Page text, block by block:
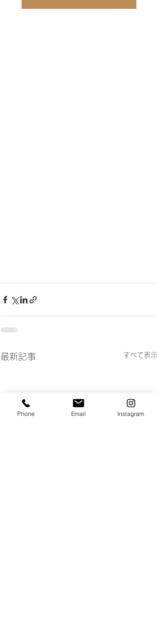
最新記事 すべて表示
Phone Email Instagram